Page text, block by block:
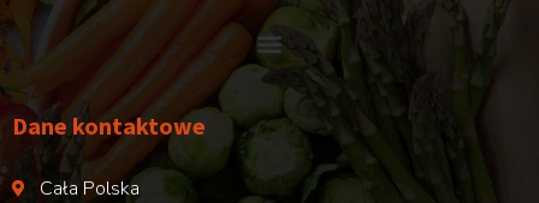
Dane kontaktowe
Cała Polska